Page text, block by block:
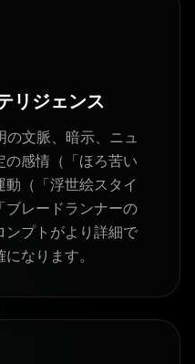
リジェンス
文脈、暗示、ニュ
の感情（「ほろ苦い
動（「浮世絵スタイ
ブレードランナーの
ンプトがより詳細で
なります。